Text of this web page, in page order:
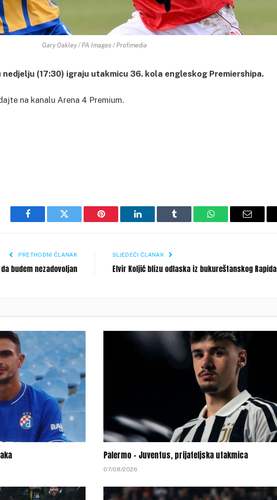
Gary Oakley / PA Images / Profimedia
nedjelju (17:30) igraju utakmicu 36. kola engleskog Premiershipa.
na kanalu Arena 4 Premium.
Facebook Twitter Pinterest LinkedIn Tumblr WhatsAppEmail
PRETHODNI ČLANAK
budem nezadovoljan
SLJEDEĆI ČLANAK
Elvir Koljić blizu odlaska iz bukureštanskog Rapida
Palermo – Juventus, prijateljska utakmica
07/08/2026